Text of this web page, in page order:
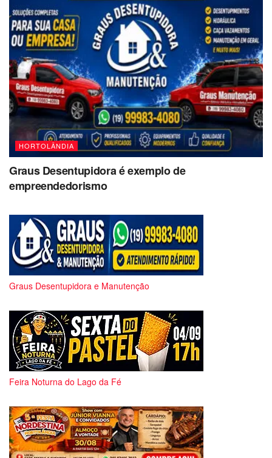
HORTOLÂNDIA
Graus Desentupidora é exemplo de
empreendedorismo
Graus Desentupidora e Manutenção
Feira Noturna do Lago da Fé